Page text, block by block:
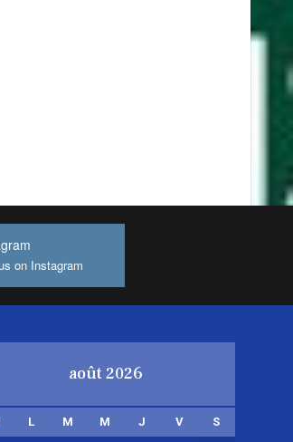
on Instagram
août 2026
L M M J V S